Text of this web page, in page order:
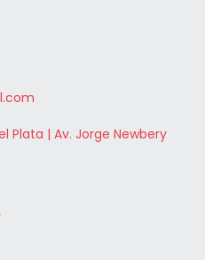
Plata | Av. Jorge Newbery